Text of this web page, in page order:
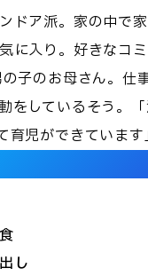
ドア派。家の中で
に入り。好きなコ
子のお母さん。仕
をしているそう。
育児ができていま
し